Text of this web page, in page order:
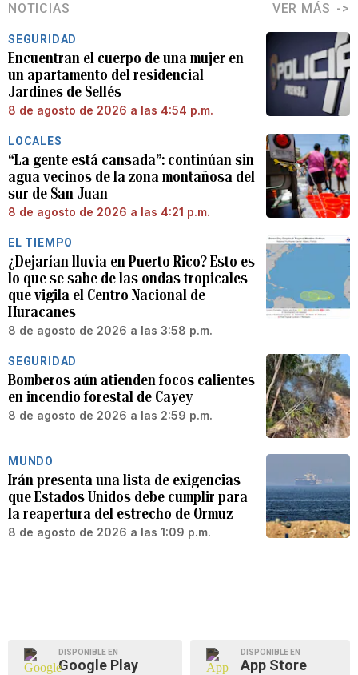
NOTICIAS VER MÁS
SEGURIDAD
Encuentran el cuerpo de una mujer en
un apartamento del residencial
Jardines de Sellés
8 de agosto de 2026 a las 4:54 p.m.
LOCALES
“La gente está cansada”: continúan sin
agua vecinos de la zona montañosa del
sur de San Juan
8 de agosto de 2026 a las 4:21 p.m.
EL TIEMPO
¿Dejarían lluvia en Puerto Rico? Esto es
lo que se sabe de las ondas tropicales
que vigila el Centro Nacional de
Huracanes
8 de agosto de 2026 a las 3:58 p.m.
SEGURIDAD
Bomberos aún atienden focos calientes
en incendio forestal de Cayey
8 de agosto de 2026 a las 2:59 p.m.
MUNDO
Irán presenta una lista de exigencias
que Estados Unidos debe cumplir para
la reapertura del estrecho de Ormuz
8 de agosto de 2026 a las 1:09 p.m.
DISPONIBLE EN
Google Play
DISPONIBLE EN
App Store